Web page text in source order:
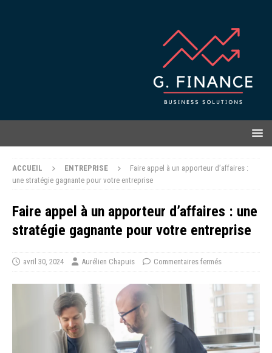
ACCUEIL ENTREPRISE
Faire appel à un apporteur d’affaires :
une stratégie gagnante pour votre entreprise
Faire appel à un apporteur d’affaires : une
stratégie gagnante pour votre entreprise
avril 30, 2024 Aurélien Chapuis Commentaires fermés